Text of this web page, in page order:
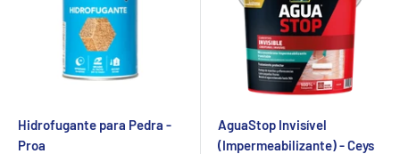
Hidrofugante para Pedra -
Proa
AguaStop Invisível
(Impermeabilizante) - Ceys